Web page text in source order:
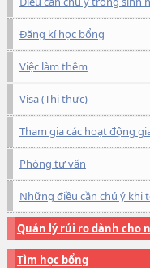
Đăng kí học bổng
Việc làm thêm
Visa (Thị thực)
Tham gia các hoạt động
Phòng tư vấn
Những điều cần chú ý khi
Quản lý rủi ro dành cho
Tìm học bổng